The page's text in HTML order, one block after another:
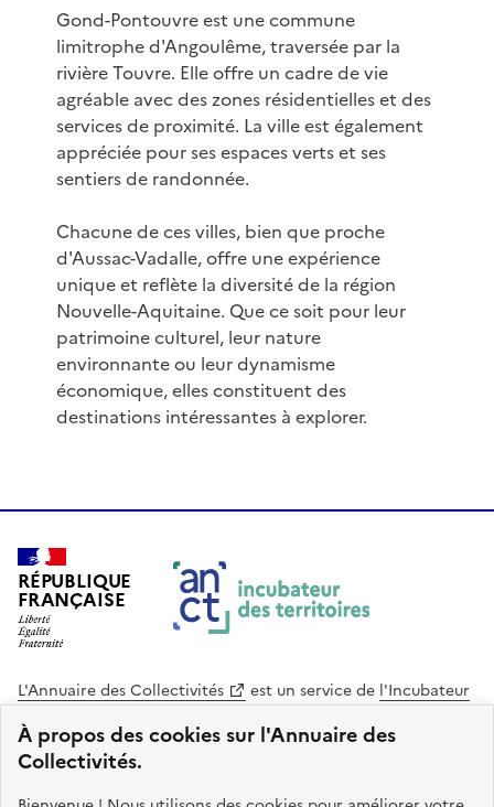
À propos des cookies sur l'Annuaire des
Collectivités.
Gond-Pontouvre est une commune
limitrophe d'Angoulême, traversée par la
rivière Touvre. Elle offre un cadre de vie
agréable avec des zones résidentielles et des
services de proximité. La ville est également
appréciée pour ses espaces verts et ses
sentiers de randonnée.
Chacune de ces villes, bien que proche
d'Aussac-Vadalle, offre une expérience
unique et reflète la diversité de la région
Nouvelle-Aquitaine. Que ce soit pour leur
patrimoine culturel, leur nature
environnante ou leur dynamisme
économique, elles constituent des
destinations intéressantes à explorer.
RÉPUBLIQUE
FRANÇAISE
L'Annuaire des Collectivités est un service de l'Incubateur
des Territoires
Cohésion des Territoires
. Le code source de ce site web
est disponible en licence libre. Le design de ce site est conçu
avec le système de design de l’État.